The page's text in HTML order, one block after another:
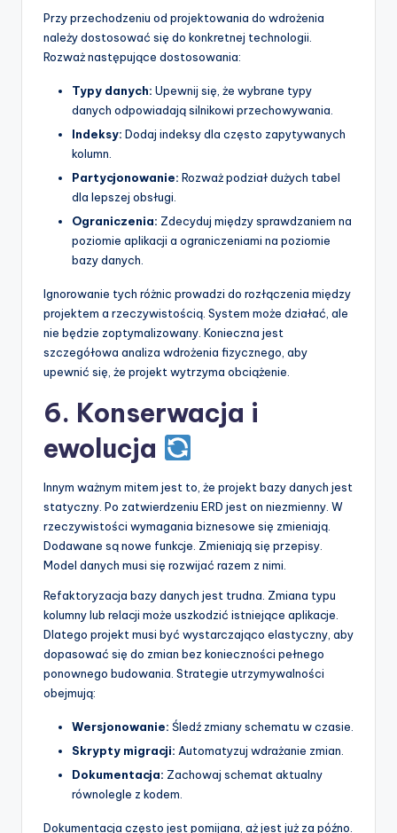
Przy przechodzeniu od projektowania do wdrożenia
należy dostosować się do konkretnej technologii.
Rozważ następujące dostosowania:
Typy danych: Upewnij się, że wybrane typy
danych odpowiadają silnikowi przechowywania.
Indeksy: Dodaj indeksy dla często zapytywanych
kolumn.
Partycjonowanie: Rozważ podział dużych tabel
dla lepszej obsługi.
Ograniczenia: Zdecyduj między sprawdzaniem na
poziomie aplikacji a ograniczeniami na poziomie
bazy danych.
Ignorowanie tych różnic prowadzi do rozłączenia między
projektem a rzeczywistością. System może działać, ale
nie będzie zoptymalizowany. Konieczna jest
szczegółowa analiza wdrożenia fizycznego, aby
upewnić się, że projekt wytrzyma obciążenie.
6. Konserwacja i
ewolucja
Innym ważnym mitem jest to, że projekt bazy danych jest
statyczny. Po zatwierdzeniu ERD jest on niezmienny. W
rzeczywistości wymagania biznesowe się zmieniają.
Dodawane są nowe funkcje. Zmieniają się przepisy.
Model danych musi się rozwijać razem z nimi.
Refaktoryzacja bazy danych jest trudna. Zmiana typu
kolumny lub relacji może uszkodzić istniejące aplikacje.
Dlatego projekt musi być wystarczająco elastyczny, aby
dopasować się do zmian bez konieczności pełnego
ponownego budowania. Strategie utrzymywalności
obejmują:
Wersjonowanie: Śledź zmiany schematu w czasie.
Skrypty migracji: Automatyzuj wdrażanie zmian.
Dokumentacja: Zachowaj schemat aktualny
równolegle z kodem.
Dokumentacja często jest pomijana, aż jest już za późno.